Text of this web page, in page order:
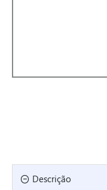
Descrição